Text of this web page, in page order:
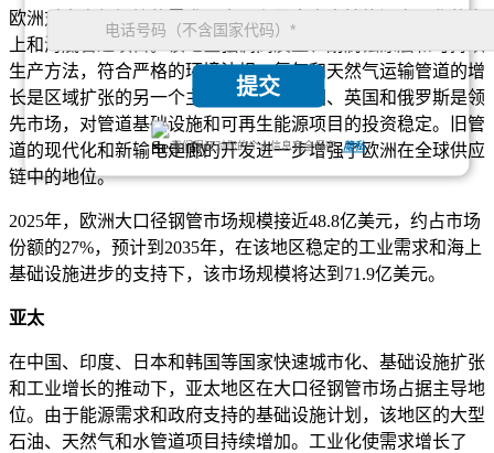
提交
我们保证对您的个人信息完全保密.隐私
欧洲对大直径钢管的需求巨大，主要来自支持能源多元化的海
上和海底管道项目。该地区强调高质量、耐腐蚀涂层和可持续
生产方法，符合严格的环境法规。氢气和天然气运输管道的增
长是区域扩张的另一个主要贡献者。德国、英国和俄罗斯是领
先市场，对管道基础设施和可再生能源项目的投资稳定。旧管
道的现代化和新输电走廊的开发进一步增强了欧洲在全球供应
链中的地位。
2025年，欧洲大口径钢管市场规模接近48.8亿美元，约占市场
份额的27%，预计到2035年，在该地区稳定的工业需求和海上
基础设施进步的支持下，该市场规模将达到71.9亿美元。
亚太
在中国、印度、日本和韩国等国家快速城市化、基础设施扩张
和工业增长的推动下，亚太地区在大口径钢管市场占据主导地
位。由于能源需求和政府支持的基础设施计划，该地区的大型
石油、天然气和水管道项目持续增加。工业化使需求增长了